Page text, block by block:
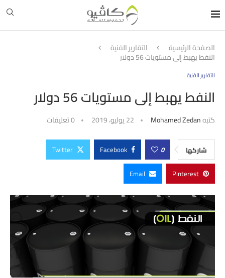
الصفحة الرئيسية التقارير الفنية
النفط يهبط إلى مستويات 56 دولار
التقارير الفنية
النفط يهبط إلى مستويات 56 دولار
كتبهMohamed Zedan 22 يوليو، 2019 0 تعليقات
شاركها 0
Facebook
Twitter
Pinterest
Email